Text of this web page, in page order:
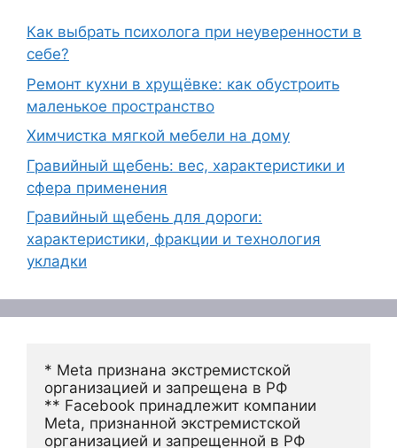
Как выбрать психолога при неуверенности в
себе?
Ремонт кухни в хрущёвке: как обустроить
маленькое пространство
Химчистка мягкой мебели на дому
Гравийный щебень: вес, характеристики и
сфера применения
Гравийный щебень для дороги:
характеристики, фракции и технология
укладки
* Meta признана экстремистской
организацией и запрещена в РФ
** Facebook принадлежит компании
Meta, признанной экстремистской
организацией и запрещенной в РФ